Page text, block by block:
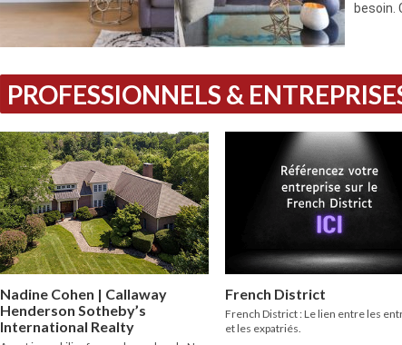
besoin.
PROFESSIONNELS &
Nadine Cohen | Callaway
Henderson Sotheby’s
International Realty
French District
French District : Le lien entre les
et les expatriés.